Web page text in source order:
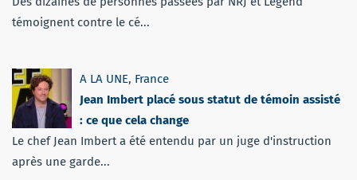
témoignent contre le cé...
A LA UNE, France
Jean Imbert placé sous statut de témoin assisté
: ce que cela change
Le chef Jean Imbert a été entendu par un juge d'instruction
après une garde...